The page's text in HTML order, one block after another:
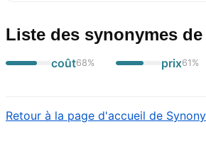
Liste des synonymes de
coût68% prix61 %
Retour à la page d'accueil de